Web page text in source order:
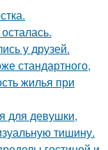
у друзей.
стандартного,
жилья при
для девушки,
тишину.